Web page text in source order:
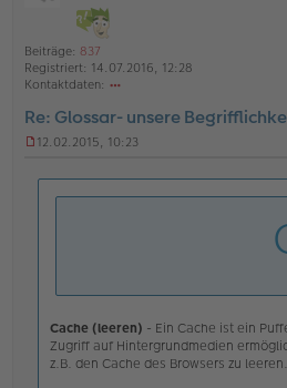
ff
n
e
Beiträge: 837
Registriert: 14.07.2016, 12:28
Kontaktdaten:
nt
ak
er
Re: Glossar- unsere
12.02.2015, 10:23
Cache (leeren) - Ein Cache ist ein
Zugriff auf Hintergrundmedien
z.B. den Cache des Browsers zu leeren.